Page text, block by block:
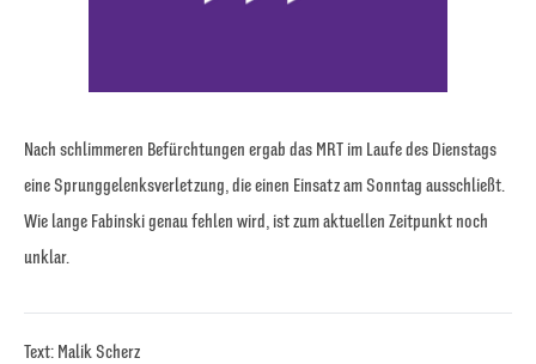
Nach schlimmeren Befürchtungen ergab das MRT im Laufe des Dienstags
eine Sprunggelenksverletzung, die einen Einsatz am Sonntag ausschließt.
Wie lange Fabinski genau fehlen wird, ist zum aktuellen Zeitpunkt noch
unklar.
Text: Malik Scherz